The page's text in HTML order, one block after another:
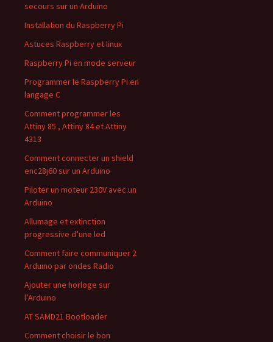
secours sur un Arduino
Installation du Raspberry Pi
Astuces Raspberry et linux
Raspberry Pi en mode serveur
Programmer le Raspberry Pi en
langage C
Comment programmer les
Attiny 85 , Attiny 84 et Attiny
4313
Comment connecter un shield
enc28j60 sur un Arduino
Piloter un moteur 230V avec un
Arduino
Allumage et extinction
progressive d’une led
Comment faire communiquer 2
Arduino par ondes Radio
Ajouter une horloge sur
l’Arduino
AT SAMD21 Bootloader
Comment choisir le bon